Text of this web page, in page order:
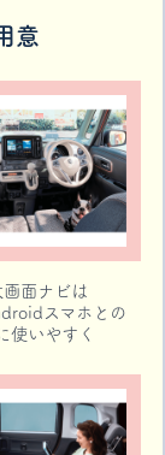
意
面ナビは
スマホとの
使いやすく